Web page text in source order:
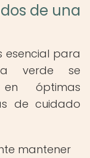
de una
esencial para
verde se
óptimas
de cuidado
mantener